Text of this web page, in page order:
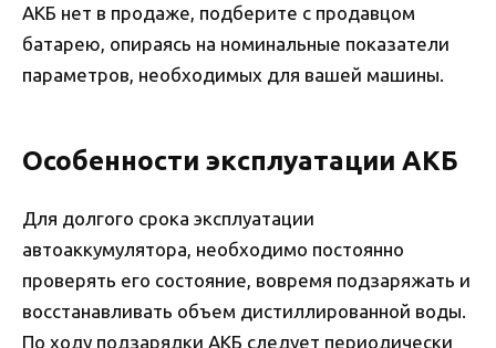
АКБ нет в продаже, подберите с продавцом
батарею, опираясь на номинальные показатели
параметров, необходимых для вашей машины.
Особенности эксплуатации АКБ
Для долгого срока эксплуатации
автоаккумулятора, необходимо постоянно
проверять его состояние, вовремя подзаряжать и
восстанавливать объем дистиллированной воды.
По ходу подзарядки АКБ следует периодически